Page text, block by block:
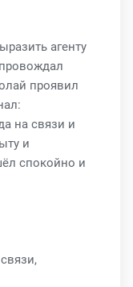
агенту
проявил
на связи и
и
спокойно и